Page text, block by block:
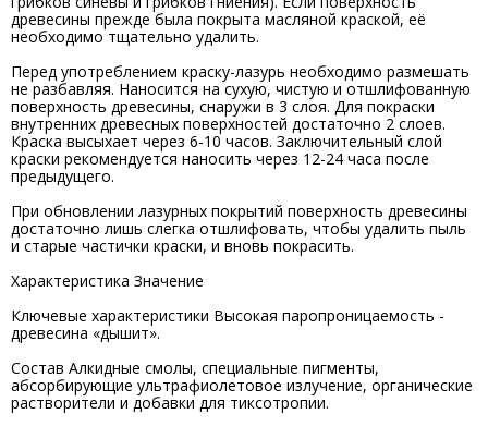
древесины прежде была покрыта масляной краской, её
необходимо тщательно удалить.
Перед употреблением краску-лазурь необходимо размешать
не разбавляя. Наносится на сухую, чистую и отшлифованную
поверхность древесины, снаружи в 3 слоя. Для покраски
внутренних древесных поверхностей достаточно 2 слоев.
Краска высыхает через 6-10 часов. Заключительный слой
краски рекомендуется наносить через 12-24 часа после
предыдущего.
При обновлении лазурных покрытий поверхность древесины
достаточно лишь слегка отшлифовать, чтобы удалить пыль
и старые частички краски, и вновь покрасить.
Характеристика Значение
Ключевые характеристики Высокая паропроницаемость -
древесина «дышит».
Состав Алкидные смолы, специальные пигменты,
абсорбирующие ультрафиолетовое излучение, органические
растворители и добавки для тиксотропии.